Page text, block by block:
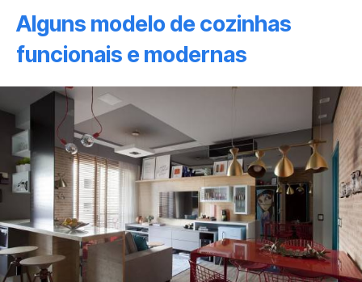
Alguns modelo de cozinhas
funcionais e modernas